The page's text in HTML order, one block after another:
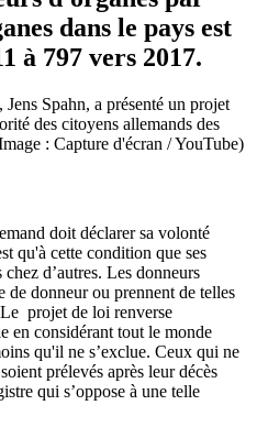
dans le pays est
à 797 vers 2017.
Spahn, a présenté un projet
des citoyens allemands des
: Capture d'écran / YouTube)
doit déclarer sa volonté
qu'à cette condition que ses
d’autres. Les donneurs
de donneur ou prennent de telles
projet de loi renverse
en considérant tout le monde
qu'il ne s’exclue. Ceux qui ne
prélevés après leur décès
qui s’oppose à une telle